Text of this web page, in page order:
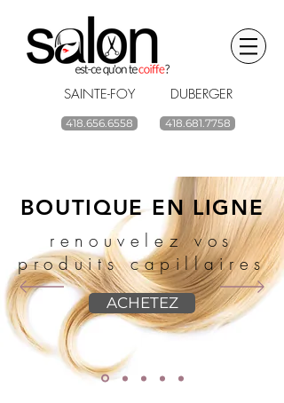
SAINTE-FOY DUBERGER
418.656.6558 418.681.7758
BOUTIQUE EN LIGNE
renouvelez vos
produits capillaires
ACHETEZ